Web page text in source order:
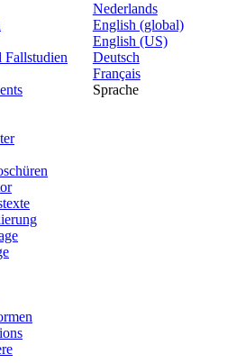
Nederlands
English (global)
English (US)
Deutsch
Français
Sprache
Fallstudien